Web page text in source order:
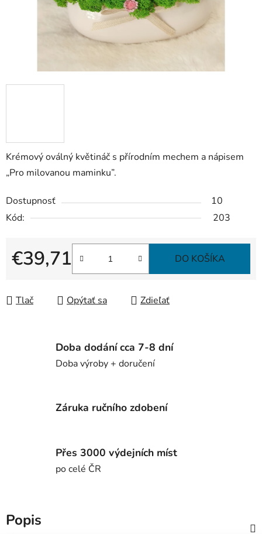
Krémový oválný květináč s přírodním mechem a nápisem
„Pro milovanou maminku”.
Dostupnosť
10
Kód:
203
€39,71
Jednotková cena:
DO KOŠÍKA
Tlač Opýtať sa Zdieľať
Doba dodání cca 7-8 dní
Doba výroby + doručení
Záruka ručního zdobení
Přes 3000 výdejních míst
po celé ČR
Popis